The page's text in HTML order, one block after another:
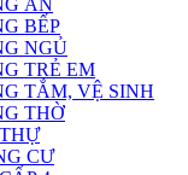
ĂN
BẾP
NGỦ
TRẺ EM
TẮM, VỆ SINH
THỜ
CƯ